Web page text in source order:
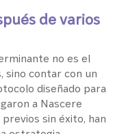
de varios
no es el
sino contar con un
diseñado para
a Nascere
sin éxito, han